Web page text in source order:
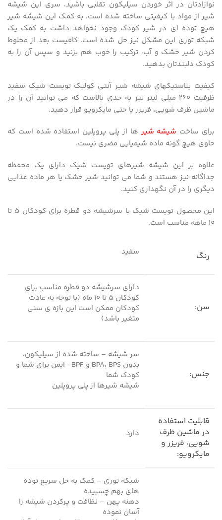
نوازادتان در اثر خوردن سیلیکون تقلبی باشید، سری این شیشه
شیر از مواد با کیفیتی ساخته شده است. به کمک این شیشه شیر
هیچ توده ای در شیر کودک وجود نخواهد داشت به کمک یک
شبکه توری این مشکل نیز حل شده است. کافیست بعد از مخلوط
کردن شیر خشک و آب، ترکیب را خوب هم بزنید و سپس آن را به
کودک دلبندتان بدهید.
کیفیت پلاستیکهای شیشه شیر آنتی کولیک تویست شیک سفید
ظرفیت ۲۶۰ میلی لیتر نیز به حدی بالاست که می توانید آن را در
ماشین ظرف شویی، فریزر یا حتی مایکرویو قرار دهید.
برای ساخت شیشه شیر ها از پلی پروپلین استفاده شده است که
حاوی هیچ گونه ماده شیمیایی مضری نیست.
علاوه بر این شیشه شیرهای تویست شیک دارای یک محفظه
جداگانه نیز هستند و شما می توانید شیر خشک یا هر ماده غذایی
دیگری را در آن نگهداری کنید.
این محصول تویست شیک با سرشیشه دو قطره برای کودکان ۵ تا
۱۰ ماهه مناسب است.
رنگ سفید
سن:
دارای سرشیشه دو قطره مناسب برای
کودکان 5 تا 10 ماه (با توجه به عادت
کودکان ممکن است این بازه ی سنی
متغیر باشد)
جنس:
سر شیشه – ساخته شده از سیلیکون،
بدون BPA، BPS و BPF- ایمن برای شما و
کودک شما
شیشه شیرها از پلی پروپلین
قابلیت استفاده
در ماشین ظرف
شویی، فریزر و
مایکرویو:
دارد
شبکه توری – کمک به حل سریع توده
های بهم چسبیده
دهنه پهن – نظافت و پرکردن شیشه را
آسان نموده